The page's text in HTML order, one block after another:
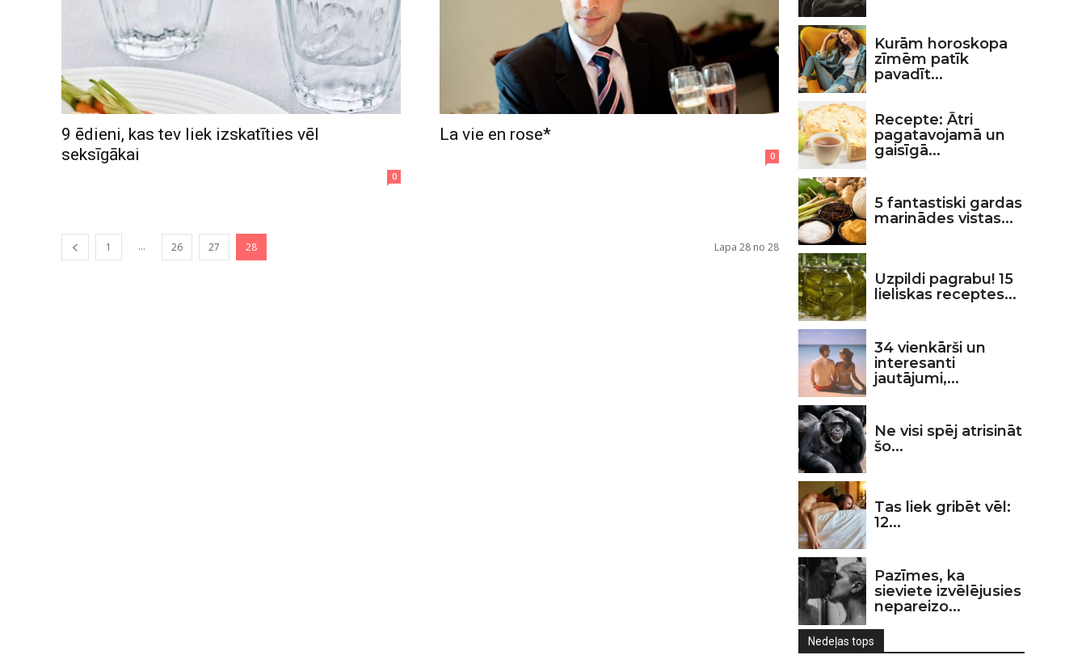
9 ēdieni, kas tev liek izskatīties vēl
seksīgākai
0
La vie en rose*
0
1 ... 26 27 28 Lapa 28 no 28
Kurām horoskopa
zīmēm patīk
pavadīt...
Recepte: Ātri
pagatavojamā un
gaisīgā...
5 fantastiski gardas
marinādes vistas...
Uzpildi pagrabu! 15
lieliskas receptes...
34 vienkārši un
interesanti
jautājumi,...
Ne visi spēj atrisināt
šo...
Tas liek gribēt vēl:
12...
Pazīmes, ka
sieviete izvēlējusies
nepareizo...
Nedeļas tops